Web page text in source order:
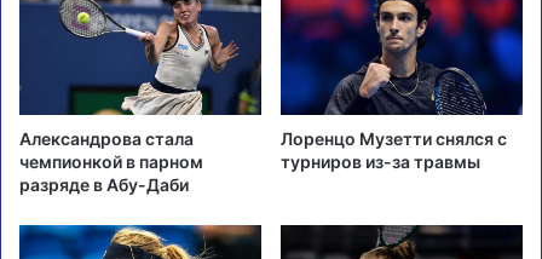
Александрова стала
чемпионкой в парном
разряде в Абу-Даби
Лоренцо Музетти снялся с
турниров из-за травмы